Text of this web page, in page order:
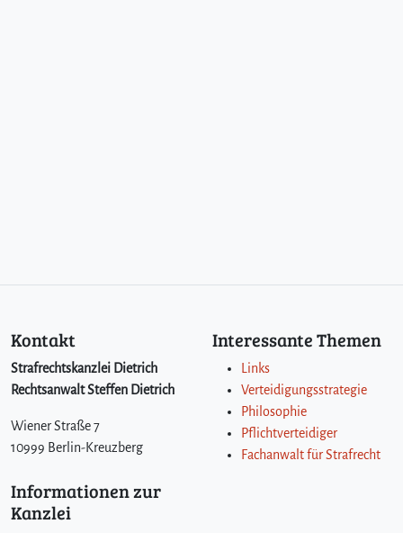
Kontakt
Strafrechtskanzlei Dietrich
Rechtsanwalt Steffen Dietrich
Wiener Straße 7
10999 Berlin-Kreuzberg
Interessante Themen
Links
Verteidigungsstrategie
Philosophie
Pflichtverteidiger
Fachanwalt für Strafrecht
Informationen zur
Kanzlei